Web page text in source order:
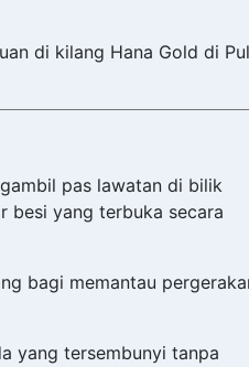
di kilang Hana Gold di
pas lawatan di bilik
besi yang terbuka secara
bagi memantau
yang tersembunyi tanpa